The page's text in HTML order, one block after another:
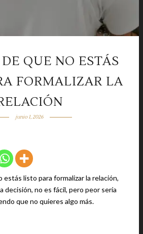
QUE NO ESTÁS
FORMALIZAR LA
junio 1, 2026
estás listo para formalizar la relación,
decisión, no es fácil, pero peor sería
que no quieres algo más.